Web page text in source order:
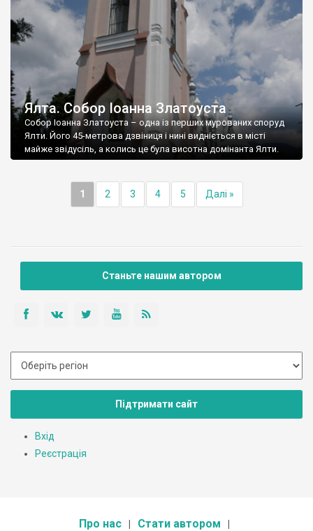
Ялта. Собор Іоанна Златоуста
Собор Іоанна Златоуста – одна із перших мурованих споруд
Ялти. Його 45-метрова дзвіниця і нині видніється в місті
майже звідусіль, а колись це була висотна домінанта Ялти.
1 2 3 4 5 Далі »
Станьте нашим автором
Підтримати сайт
Вхід
Реєстрація
Про нас Стати автором